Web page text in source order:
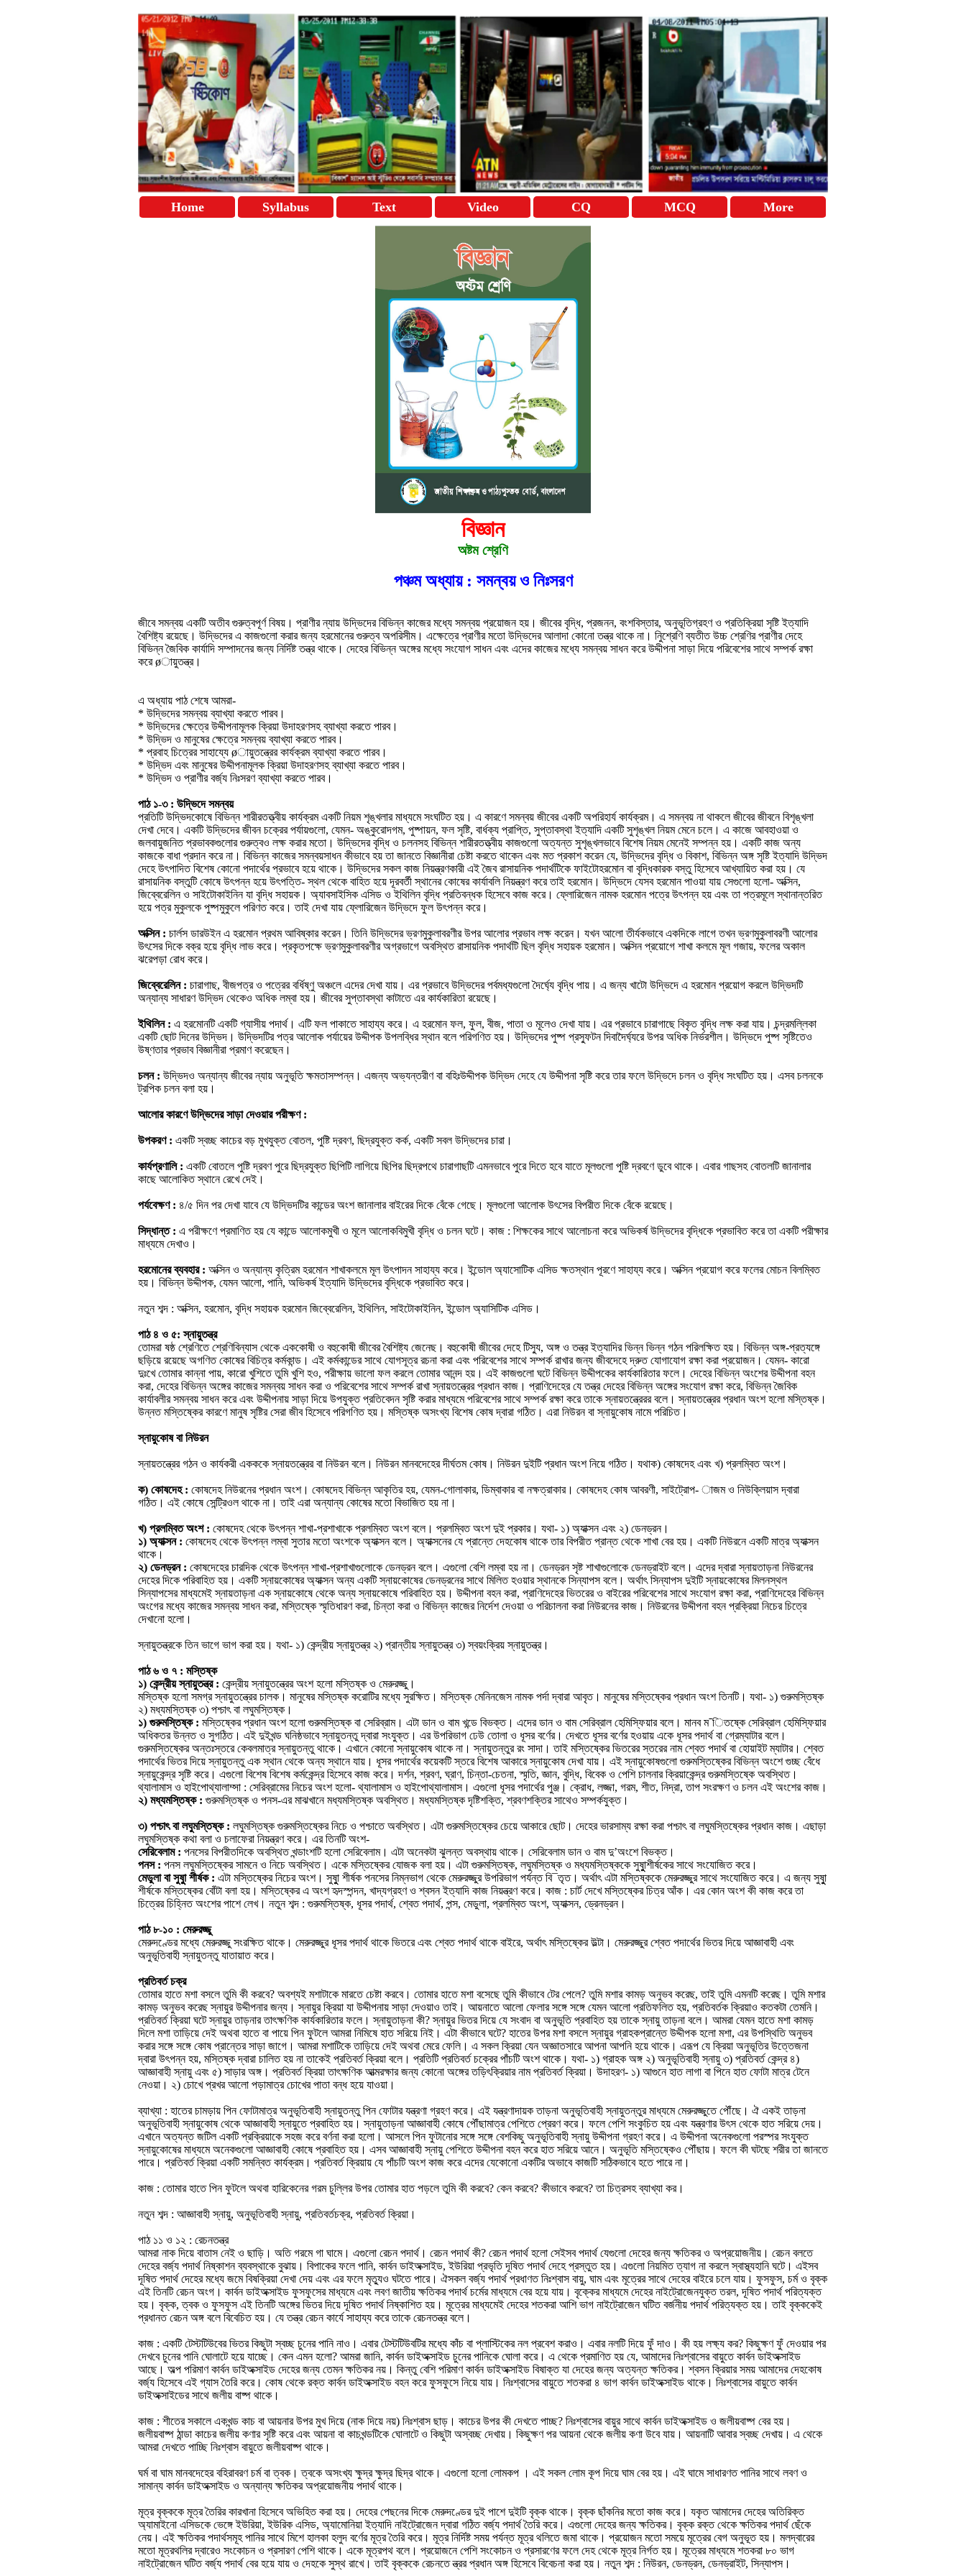
Home Syllabus Text Video CQ MCQ More
বিজ্ঞান
অষ্টম শ্রেণি
পঞ্চম অধ্যায় : সমন্বয় ও নিঃসরণ
জীবে সমন্বয় একটি অতীব গুরুত্বপূর্ণ বিষয়। প্রাণীর ন্যায় উদ্ভিদের বিভিন্ন কাজের মধ্যে সমন্বয় প্রয়োজন হয়। জীবের বৃদ্ধি, প্রজনন, বংশবিস্তার, অনুভূতিগ্রহণ ও প্রতিক্রিয়া সৃষ্টি ইত্যাদি
বৈশিষ্ট্য রয়েছে। উদ্ভিদের এ কাজগুলো করার জন্য হরমোনের গুরুত্ব অপরিসীম। এক্ষেত্রে প্রাণীর মতো উদ্ভিদের আলাদা কোনো তন্ত্র থাকে না। নিুশ্রেণি ব্যতীত উচ্চ শ্রেণির প্রাণীর দেহে
বিভিন্ন জৈবিক কার্যাদি সম্পাদনের জন্য নির্দিষ্ট তন্ত্র থাকে। দেহের বিভিন্ন অঙ্গের মধ্যে সংযোগ সাধন এবং এদের কাজের মধ্যে সমন্বয় সাধন করে উদ্দীপনা সাড়া দিয়ে পরিবেশের সাথে সম্পর্ক রক্ষা
করে øায়ুতন্ত্র।
এ অধ্যায় পাঠ শেষে আমরা-
* উদ্ভিদের সমন্বয় ব্যাখ্যা করতে পারব।
* উদ্ভিদের ক্ষেত্রে উদ্দীপনামূলক ক্রিয়া উদাহরণসহ ব্যাখ্যা করতে পারব।
* উদ্ভিদ ও মানুষের ক্ষেত্রে সমন্বয় ব্যাখ্যা করতে পারব।
* প্রবাহ চিত্রের সাহায্যে øায়ুতন্ত্রের কার্যক্রম ব্যাখ্যা করতে পারব।
* উদ্ভিদ এবং মানুষের উদ্দীপনামূলক ক্রিয়া উদাহরণসহ ব্যাখ্যা করতে পারব।
* উদ্ভিদ ও প্রাণীর বর্জ্য নিঃসরণ ব্যাখ্যা করতে পারব।
পাঠ ১-৩ : উদ্ভিদে সমন্বয়
প্রতিটি উদ্ভিদকোষে বিভিন্ন শারীরতত্ত্বীয় কার্যক্রম একটি নিয়ম শৃঙ্খলার মাধ্যমে সংঘটিত হয়। এ কারণে সমন্বয় জীবের একটি অপরিহার্য কার্যক্রম। এ সমন্বয় না থাকলে জীবের জীবনে বিশৃঙ্খলা
দেখা দেবে। একটি উদ্ভিদের জীবন চক্রের পর্যায়গুলো, যেমন- অঙ্কুরোদগম, পুষ্পায়ন, ফল সৃষ্টি, বার্ধক্য প্রাপ্তি, সুপ্তাবস্থা ইত্যাদি একটি সুশৃঙ্খল নিয়ম মেনে চলে। এ কাজে আবহাওয়া ও
জলবায়ুজনিত প্রভাবকগুলোর গুরুত্বও লক্ষ করার মতো। উদ্ভিদের বৃদ্ধি ও চলনসহ বিভিন্ন শারীরতত্ত্বীয় কাজগুলো অত্যন্ত সুশৃঙ্খলভাবে বিশেষ নিয়ম মেনেই সম্পন্ন হয়। একটি কাজ অন্য
কাজকে বাধা প্রদান করে না। বিভিন্ন কাজের সমন্বয়সাধন কীভাবে হয় তা জানতে বিজ্ঞানীরা চেষ্টা করতে থাকেন এবং মত প্রকাশ করেন যে, উদ্ভিদের বৃদ্ধি ও বিকাশ, বিভিন্ন অঙ্গ সৃষ্টি ইত্যাদি উদ্ভিদ
দেহে উৎপাদিত বিশেষ কোনো পদার্থের প্রভাবে হয়ে থাকে। উদ্ভিদের সকল কাজ নিয়ন্ত্রণকারী এই জৈব রাসায়নিক পদার্থটিকে ফাইটোহরমোন বা বৃদ্ধিকারক বস্তু হিসেবে আখ্যায়িত করা হয়। যে
রাসায়নিক বস্তুটি কোষে উৎপন্ন হয়ে উৎপত্তি- স্থল থেকে বাহিত হয়ে দূরবর্তী স্থানের কোষের কার্যাবলি নিয়ন্ত্রণ করে তাই হরমোন। উদ্ভিদে যেসব হরমোন পাওয়া যায় সেগুলো হলো- অক্সিন,
জিব্বেরেলিন ও সাইটোকাইনিন যা বৃদ্ধি সহায়ক। অ্যাবসাইসিক এসিড ও ইথিলিন বৃদ্ধি প্রতিবন্ধক হিসেবে কাজ করে। ফ্লোরিজেন নামক হরমোন পত্রে উৎপন্ন হয় এবং তা পত্রমূলে স্থানান্তরিত
হয়ে পত্র মুকুলকে পুষ্পমুকুলে পরিণত করে। তাই দেখা যায় ফ্লোরিজেন উদ্ভিদে ফুল উৎপন্ন করে।
অক্সিন : চার্লস ডারউইন এ হরমোন প্রথম আবিষ্কার করেন। তিনি উদ্ভিদের ভ্রণমুকুলাবরণীর উপর আলোর প্রভাব লক্ষ করেন। যখন আলো তীর্যকভাবে একদিকে লাগে তখন ভ্রণমুকুলাবরণী আলোর
উৎসের দিকে বক্র হয়ে বৃদ্ধি লাভ করে। প্রকৃতপক্ষে ভ্রণমুকুলাবরণীর অগ্রভাগে অবস্থিত রাসায়নিক পদার্থটি ছিল বৃদ্ধি সহায়ক হরমোন। অক্সিন প্রয়োগে শাখা কলমে মূল গজায়, ফলের অকাল
ঝরেপড়া রোধ করে।
জিব্বেরেলিন : চারাগাছ, বীজপত্র ও পত্রের বর্ধিষ্ণু অঞ্চলে এদের দেখা যায়। এর প্রভাবে উদ্ভিদের পর্বমধ্যগুলো দৈর্ঘ্যে বৃদ্ধি পায়। এ জন্য খাটো উদ্ভিদে এ হরমোন প্রয়োগ করলে উদ্ভিদটি
অন্যান্য সাধারণ উদ্ভিদ থেকেও অধিক লম্বা হয়। জীবের সুপ্তাবস্থা কাটাতে এর কার্যকারিতা রয়েছে।
ইথিলিন : এ হরমোনটি একটি গ্যাসীয় পদার্থ। এটি ফল পাকাতে সাহায্য করে। এ হরমোন ফল, ফুল, বীজ, পাতা ও মূলেও দেখা যায়। এর প্রভাবে চারাগাছে বিকৃত বৃদ্ধি লক্ষ করা যায়। চন্দ্রমল্লিকা
একটি ছোট দিনের উদ্ভিদ। উদ্ভিদটির পত্র আলোক পর্যায়ের উদ্দীপক উপলব্ধির স্থান বলে পরিগণিত হয়। উদ্ভিদের পুষ্প প্রস্ফুটন দিবাদৈর্ঘ্যরে উপর অধিক নির্ভরশীল। উদ্ভিদে পুষ্প সৃষ্টিতেও
উষ্ণতার প্রভাব বিজ্ঞানীরা প্রমাণ করেছেন।
চলন : উদ্ভিদও অন্যান্য জীবের ন্যায় অনুভূতি ক্ষমতাসম্পন্ন। এজন্য অভ্যন্তরীণ বা বহিঃউদ্দীপক উদ্ভিদ দেহে যে উদ্দীপনা সৃষ্টি করে তার ফলে উদ্ভিদে চলন ও বৃদ্ধি সংঘটিত হয়। এসব চলনকে
ট্রপিক চলন বলা হয়।
আলোর কারণে উদ্ভিদের সাড়া দেওয়ার পরীক্ষণ :
উপকরণ : একটি স্বচ্ছ কাচের বড় মুখযুক্ত বোতল, পুষ্টি দ্রবণ, ছিদ্রযুক্ত কর্ক, একটি সবল উদ্ভিদের চারা।
কার্যপ্রণালি : একটি বোতলে পুষ্টি দ্রবণ পুরে ছিদ্রযুক্ত ছিপিটি লাগিয়ে ছিপির ছিদ্রপথে চারাগাছটি এমনভাবে পুরে দিতে হবে যাতে মূলগুলো পুষ্টি দ্রবণে ডুবে থাকে। এবার গাছসহ বোতলটি জানালার
কাছে আলোকিত স্থানে রেখে দেই।
পর্যবেক্ষণ : ৪/৫ দিন পর দেখা যাবে যে উদ্ভিদটির কান্ডের অংশ জানালার বাইরের দিকে বেঁকে গেছে। মূলগুলো আলোক উৎসের বিপরীত দিকে বেঁকে রয়েছে।
সিদ্ধান্ত : এ পরীক্ষণে প্রমাণিত হয় যে কান্ডে আলোকমুখী ও মূলে আলোকবিমুখী বৃদ্ধি ও চলন ঘটে। কাজ : শিক্ষকের সাথে আলোচনা করে অভিকর্ষ উদ্ভিদের বৃদ্ধিকে প্রভাবিত করে তা একটি পরীক্ষার
মাধ্যমে দেখাও।
হরমোনের ব্যবহার : অক্সিন ও অন্যান্য কৃত্রিম হরমোন শাখাকলমে মূল উৎপাদন সাহায্য করে। ইন্ডোল অ্যাসোটিক এসিড ক্ষতস্থান পূরণে সাহায্য করে। অক্সিন প্রয়োগ করে ফলের মোচন বিলম্বিত
হয়। বিভিন্ন উদ্দীপক, যেমন আলো, পানি, অভিকর্ষ ইত্যাদি উদ্ভিদের বৃদ্ধিকে প্রভাবিত করে।
নতুন শব্দ : অক্সিন, হরমোন, বৃদ্ধি সহায়ক হরমোন জিব্বেরেলিন, ইথিলিন, সাইটোকাইনিন, ইন্ডোল অ্যাসিটিক এসিড।
পাঠ ৪ ও ৫: স্নায়ুতন্ত্র
তোমরা ষষ্ঠ শ্রেণিতে শ্রেণিবিন্যাস থেকে এককোষী ও বহুকোষী জীবের বৈশিষ্ট্য জেনেছ। বহুকোষী জীবের দেহে টিস্যু, অঙ্গ ও তন্ত্র ইত্যাদির ভিন্ন ভিন্ন গঠন পরিলক্ষিত হয়। বিভিন্ন অঙ্গ-প্রত্যঙ্গে
ছড়িয়ে রয়েছে অগণিত কোষের বিচিত্র কর্মকান্ড। এই কর্মকান্ডের সাথে যোগসূত্র রচনা করা এবং পরিবেশের সাথে সম্পর্ক রাখার জন্য জীবদেহে দ্রুত যোগাযোগ রক্ষা করা প্রয়োজন। যেমন- কারো
দুঃখে তোমার কান্না পায়, কারো খুশিতে তুমি খুশি হও, পরীক্ষায় ভালো ফল করলে তোমার আনন্দ হয়। এই কাজগুলো ঘটে বিভিন্ন উদ্দীপকের কার্যকারিতার ফলে। দেহের বিভিন্ন অংশের উদ্দীপনা বহন
করা, দেহের বিভিন্ন অঙ্গের কাজের সমন্বয় সাধন করা ও পরিবেশের সাথে সম্পর্ক রাখা স্নায়তন্ত্রের প্রধান কাজ। প্রাণিদেহের যে তন্ত্র দেহের বিভিন্ন অঙ্গের সংযোগ রক্ষা করে, বিভিন্ন জৈবিক
কার্যাবলীর সমন্বয় সাধন করে এবং উদ্দীপনায় সাড়া দিয়ে উপযুক্ত প্রতিবেদন সৃষ্টি করার মাধ্যমে পরিবেশের সাথে সম্পর্ক রক্ষা করে তাকে স্নায়তন্ত্রেরর বলে। স্নায়তন্ত্রের প্রধান অংশ হলো মস্তিষ্ক।
উন্নত মস্তিষ্কের কারণে মানুষ সৃষ্টির সেরা জীব হিসেবে পরিগণিত হয়। মস্তিষ্ক অসংখ্য বিশেষ কোষ দ্বারা গঠিত। এরা নিউরন বা স্নায়ুকোষ নামে পরিচিত।
স্নায়ুকোষ বা নিউরন
স্নায়তন্ত্রের গঠন ও কার্যকরী একককে স্নায়তন্ত্রের বা নিউরন বলে। নিউরন মানবদেহের দীর্ঘতম কোষ। নিউরন দুইটি প্রধান অংশ নিয়ে গঠিত। যথাক) কোষদেহ এবং খ) প্রলম্বিত অংশ।
ক) কোষদেহ : কোষদেহ নিউরনের প্রধান অংশ। কোষদেহ বিভিন্ন আকৃতির হয়, যেমন-গোলাকার, ডিম্বাকার বা নক্ষত্রাকার। কোষদেহ কোষ আবরণী, সাইট্রোপ- াজম ও নিউক্লিয়াস দ্বারা
গঠিত। এই কোষে সেন্ট্রিওল থাকে না। তাই এরা অন্যান্য কোষের মতো বিভাজিত হয় না।
খ) প্রলম্বিত অংশ : কোষদেহ থেকে উৎপন্ন শাখা-প্রশাখাকে প্রলম্বিত অংশ বলে। প্রলম্বিত অংশ দুই প্রকার। যথা- ১) অ্যাক্সন এবং ২) ডেনড্রন।
১) অ্যাক্সন : কোষদেহ থেকে উৎপন্ন লম্বা সুতার মতো অংশকে অ্যাক্সন বলে। অ্যাক্সনের যে প্রান্তে দেহকোষ থাকে তার বিপরীত প্রান্ত থেকে শাখা বের হয়। একটি নিউরনে একটি মাত্র অ্যাক্সন
থাকে।
২) ডেনড্রন : কোষদেহের চারদিক থেকে উৎপন্ন শাখা-প্রশাখাগুলোকে ডেনড্রন বলে। এগুলো বেশি লম্বা হয় না। ডেনড্রন সৃষ্ট শাখাগুলোকে ডেনড্রাইট বলে। এদের দ্বারা স্নায়তাড়না নিউরনের
দেহের দিকে পরিবাহিত হয়। একটি স্নায়কোষের অ্যাক্সন অন্য একটি স্নায়কোষের ডেনড্রনের সাথে মিলিত হওয়ার স্থানকে সিন্যাপস বলে। অর্থাৎ সিন্যাপস দুইটি স্নায়কোষের মিলনস্থল
সিন্যাপসের মাধ্যমেই স্নায়তাড়না এক স্নায়কোষে থেকে অন্য স্নায়কোষে পরিবাহিত হয়। উদ্দীপনা বহন করা, প্রাণিদেহের ভিতরের ও বাইরের পরিবেশের সাথে সংযোগ রক্ষা করা, প্রাণিদেহের বিভিন্ন
অংগের মধ্যে কাজের সমন্বয় সাধন করা, মস্তিষ্কে স্মৃতিধারণ করা, চিন্তা করা ও বিভিন্ন কাজের নির্দেশ দেওয়া ও পরিচালনা করা নিউরনের কাজ। নিউরনের উদ্দীপনা বহন প্রক্রিয়া নিচের চিত্রে
দেখানো হলো।
স্নায়ুতন্ত্রকে তিন ভাগে ভাগ করা হয়। যথা- ১) কেন্দ্রীয় স্নায়ুতন্ত্র ২) প্রান্তীয় স্নায়ুতন্ত্র ৩) স্বয়ংক্রিয় স্নায়ুতন্ত্র।
পাঠ ৬ ও ৭ : মস্তিষ্ক
১) কেন্দ্রীয় স্নায়ুতন্ত্র : কেন্দ্রীয় স্নায়ুতন্ত্রের অংশ হলো মস্তিষ্ক ও মেরুরজ্জু।
মস্তিষ্ক হলো সমগ্র স্নায়ুতন্ত্রের চালক। মানুষের মস্তিষ্ক করোটির মধ্যে সুরক্ষিত। মস্তিষ্ক মেনিনজেস নামক পর্দা দ্বারা আবৃত। মানুষের মস্তিষ্কের প্রধান অংশ তিনটি। যথা- ১) গুরুমস্তিষ্ক
২) মধ্যমস্তিষ্ক ৩) পশ্চাৎ বা লঘুমস্তিষ্ক।
১) গুরুমস্তিষ্ক : মস্তিষ্কের প্রধান অংশ হলো গুরুমস্তিষ্ক বা সেরিব্রাম। এটা ডান ও বাম খন্ডে বিভক্ত। এদের ডান ও বাম সেরিব্রাল হেমিস্ফিয়ার বলে। মানব ম¯িতষ্কে সেরিব্রাল হেমিস্ফিয়ার
অধিকতর উন্নত ও সুগঠিত। এই দুইখন্ড ঘনিষ্ঠভাবে স্নায়ুতন্তু দ্বারা সংযুক্ত। এর উপরিভাগ ঢেউ তোলা ও ধূসর বর্ণের। দেখতে ধূসর বর্ণের হওয়ায় একে ধূসর পদার্থ বা গ্রেম্যাটার বলে।
গুরুমস্তিষ্কের অন্তঃস্তরে কেবলমাত্র স্নায়ুতন্তু থাকে। এখানে কোনো স্নায়ুকোষ থাকে না। স্নায়ুতন্তুর রং সাদা। তাই মস্তিষ্কের ভিতরের স্তরের নাম শ্বেত পদার্থ বা হোয়াইট ম্যাটার। শ্বেত
পদার্থের ভিতর দিয়ে স্নায়ুতন্তু এক স্থান থেকে অন্য স্থানে যায়। ধূসর পদার্থের কয়েকটি স্তরে বিশেষ আকারে স্নায়ুকোষ দেখা যায়। এই স্নায়ুকোষগুলো গুরুমস্তিষ্কের বিভিন্ন অংশে গুচ্ছ বেঁধে
স্নায়ুকেন্দ্র সৃষ্টি করে। এগুলো বিশেষ বিশেষ কর্মকেন্দ্র হিসেবে কাজ করে। দর্শন, শ্রবণ, ঘ্রাণ, চিন্তা-চেতনা, স্মৃতি, জ্ঞান, বুদ্ধি, বিবেক ও পেশি চালনার ক্রিয়াকেন্দ্র গুরুমস্তিষ্কে অবস্থিত।
থ্যালামাস ও হাইপোথ্যালাম্সা : সেরিব্রামের নিচের অংশ হলো- থ্যালামাস ও হাইপোথ্যালামাস। এগুলো ধূসর পদার্থের পুঞ্জ। ক্রোধ, লজ্জা, গরম, শীত, নিদ্রা, তাপ সংরক্ষণ ও চলন এই অংশের কাজ।
২) মধ্যমস্তিষ্ক : গুরুমস্তিষ্ক ও পনস-এর মাঝখানে মধ্যমস্তিষ্ক অবস্থিত। মধ্যমস্তিষ্ক দৃষ্টিশক্তি, শ্রবণশক্তির সাথেও সম্পর্কযুক্ত।
৩) পশ্চাৎ বা লঘুমস্তিষ্ক : লঘুমস্তিষ্ক গুরুমস্তিষ্কের নিচে ও পশ্চাতে অবস্থিত। এটা গুরুমস্তিষ্কের চেয়ে আকারে ছোট। দেহের ভারসাম্য রক্ষা করা পশ্চাৎ বা লঘুমস্তিষ্কের প্রধান কাজ। এছাড়া
লঘুমস্তিষ্ক কথা বলা ও চলাফেরা নিয়ন্ত্রণ করে। এর তিনটি অংশ-
সেরিবেলাম : পনসের বিপরীতদিকে অবস্থিত খন্ডাংশটি হলো সেরিবেলাম। এটা অনেকটা ঝুলন্ত অবস্থায় থাকে। সেরিবেলাম ডান ও বাম দু’অংশে বিভক্ত।
পনস : পনস লঘুমস্তিষ্কের সামনে ও নিচে অবস্থিত। একে মস্তিষ্কের যোজক বলা হয়। এটা গুরুমস্তিষ্ক, লঘুমস্তিষ্ক ও মধ্যমস্তিষ্ককে সুষুুাশীর্ষকের সাথে সংযোজিত করে।
মেডুলা বা সুষুুা শীর্ষক : এটা মস্তিষ্কের নিচের অংশ। সুষুুা শীর্ষক পনসের নিম্নভাগ থেকে মেরুরজ্জুর উপরিভাগ পর্যন্ত বি¯তৃত। অর্থাৎ এটা মস্তিষ্ককে মেরুরজ্জুর সাথে সংযোজিত করে। এ জন্য সুষুুা
শীর্ষকে মস্তিষ্কের বোঁটা বলা হয়। মস্তিষ্কের এ অংশ হৃদস্পন্দন, খাদ্যগ্রহণ ও শ্বসন ইত্যাদি কাজ নিয়ন্ত্রণ করে। কাজ : চার্ট দেখে মস্তিষ্কের চিত্র আঁক। এর কোন অংশ কী কাজ করে তা
চিত্রের চিহ্নিত অংশের পাশে লেখ। নতুন শব্দ : গুরুমস্তিষ্ক, ধূসর পদার্থ, শ্বেত পদার্থ, পন্স, মেডুলা, প্রলম্বিত অংশ, অ্যাক্সন, ড্রেনড্রন।
পাঠ ৮-১০ : মেরুরজ্জু
মেরুদণ্ডের মধ্যে মেরুরজ্জু সংরক্ষিত থাকে। মেরুরজ্জুর ধূসর পদার্থ থাকে ভিতরে এবং শ্বেত পদার্থ থাকে বাইরে, অর্থাৎ মস্তিষ্কের উল্টা। মেরুরজ্জুর শ্বেত পদার্থের ভিতর দিয়ে আজ্ঞাবাহী এবং
অনুভূতিবাহী স্নায়ুতন্তু যাতায়াত করে।
প্রতিবর্ত চক্র
তোমার হাতে মশা বসলে তুমি কী করবে? অবশ্যই মশাটাকে মারতে চেষ্টা করবে। তোমার হাতে মশা বসেছে তুমি কীভাবে টের পেলে? তুমি মশার কামড় অনুভব করেছ, তাই তুমি এমনটি করেছ। তুমি মশার
কামড় অনুভব করেছ স্নায়ুর উদ্দীপনার জন্য। স্নায়ুর ক্রিয়া যা উদ্দীপনায় সাড়া দেওয়াও তাই। আয়নাতে আলো ফেলার সঙ্গে সঙ্গে যেমন আলো প্রতিফলিত হয়, প্রতিবর্তক ক্রিয়াও কতকটা তেমনি।
প্রতিবর্ত ক্রিয়া ঘটে স্নায়ুর তাড়নার তাৎক্ষণিক কার্যকারিতার ফলে। স্নায়ুতাড়না কী? স্নায়ুর ভিতর দিয়ে যে সংবাদ বা অনুভূতি প্রবাহিত হয় তাকে স্নায়ু তাড়না বলে। আমরা যেমন হাতে মশা কামড়
দিলে মশা তাড়িয়ে দেই অথবা হাতে বা পায়ে পিন ফুটলে আমরা নিমিষে হাত সরিয়ে নিই। এটা কীভাবে ঘটে? হাতের উপর মশা বসলে স্নায়ুর গ্রাহকপ্রান্তে উদ্দীপক হলো মশা, এর উপস্থিতি অনুভব
করার সঙ্গে সঙ্গে কোষ প্রান্তের সাড়া জাগে। আমরা মশাটিকে তাড়িয়ে দেই অথবা মেরে ফেলি। এ সকল ক্রিয়া যেন অজ্ঞাতসারে আপনা আপনি হয়ে থাকে। এরূপ যে ক্রিয়া অনুভূতির উত্তেজনা
দ্বারা উৎপন্ন হয়, মস্তিষ্ক দ্বারা চালিত হয় না তাকেই প্রতিবর্ত ক্রিয়া বলে। প্রতিটি প্রতিবর্ত চক্রের পাঁচটি অংশ থাকে। যথা- ১) গ্রাহক অঙ্গ ২) অনুভূতিবাহী স্নায়ু ৩) প্রতিবর্ত কেন্দ্র ৪)
আজ্ঞাবাহী স্নায়ু এবং ৫) সাড়ার অঙ্গ। প্রতিবর্ত ক্রিয়া তাৎক্ষণিক আত্মরক্ষার জন্য কোনো অঙ্গের তড়িৎক্রিয়ার নাম প্রতিবর্ত ক্রিয়া। উদাহরণ- ১) আগুনে হাত লাগা বা পিনে হাত ফোটা মাত্র টেনে
নেওয়া। ২) চোখে প্রখর আলো পড়ামাত্র চোখের পাতা বন্ধ হয়ে যাওয়া।
ব্যাখ্যা : হাতের চামড়ায় পিন ফোটামাত্র অনুভূতিবাহী স্নায়ুতন্তু পিন ফোটার যন্ত্রণা গ্রহণ করে। এই যন্ত্রণাদায়ক তাড়না অনুভূতিবাহী স্নায়ুতন্তুর মাধ্যমে মেরুরজ্জুতে পৌঁছে। ঐ একই তাড়না
অনুভূতিবাহী স্নায়ুকোষ থেকে আজ্ঞাবাহী স্নায়ুতে প্রবাহিত হয়। স্নায়ুতাড়না আজ্ঞাবাহী কোষে পৌঁছামাত্র পেশিতে প্রেরণ করে। ফলে পেশি সংকুচিত হয় এবং যন্ত্রণার উৎস থেকে হাত সরিয়ে দেয়।
এখানে অত্যন্ত জটিল একটি প্রক্রিয়াকে সহজ করে বর্ণনা করা হলো। আসলে পিন ফুটানোর সঙ্গে সঙ্গে বেশকিছু অনুভূতিবাহী স্নায়ু উদ্দীপনা গ্রহণ করে। এ উদ্দীপনা অনেকগুলো পরস্পর সংযুক্ত
স্নায়ুকোষের মাধ্যমে অনেকগুলো আজ্ঞাবাহী কোষে প্রবাহিত হয়। এসব আজ্ঞাবাহী স্নায়ু পেশিতে উদ্দীপনা বহন করে হাত সরিয়ে আনে। অনুভূতি মস্তিষ্কেও পৌঁছায়। ফলে কী ঘটছে শরীর তা জানতে
পারে। প্রতিবর্ত ক্রিয়া একটি সমন্বিত কার্যক্রম। প্রতিবর্ত ক্রিয়ায় যে পাঁচটি অংশ কাজ করে এদের যেকোনো একটির অভাবে কাজটি সঠিকভাবে হতে পারে না।
কাজ : তোমার হাতে পিন ফুটলে অথবা হারিকেনের গরম চুল্লির উপর তোমার হাত পড়লে তুমি কী করবে? কেন করবে? কীভাবে করবে? তা চিত্রসহ ব্যাখ্যা কর।
নতুন শব্দ : আজ্ঞাবাহী স্নায়ু, অনুভূতিবাহী স্নায়ু, প্রতিবর্তচক্র, প্রতিবর্ত ক্রিয়া।
পাঠ ১১ ও ১২ : রেচনতন্ত্র
আমরা নাক দিয়ে বাতাস নেই ও ছাড়ি। অতি গরমে গা ঘামে। এগুলো রেচন পদার্থ। রেচন পদার্থ কী? রেচন পদার্থ হলো সেইসব পদার্থ যেগুলো দেহের জন্য ক্ষতিকর ও অপ্রয়োজনীয়। রেচন বলতে
দেহের বর্জ্য পদার্থ নিষ্কাশন ব্যবস্থাকে বুঝায়। বিপাকের ফলে পানি, কার্বন ডাইঅক্সাইড, ইউরিয়া প্রভৃতি দূষিত পদার্থ দেহে প্রস্তুত হয়। এগুলো নিয়মিত ত্যাগ না করলে স্বাস্থ্যহানি ঘটে। এইসব
দূষিত পদার্থ দেহের মধ্যে জমে বিষক্রিয়া দেখা দেয় এবং এর ফলে মৃত্যুও ঘটতে পারে। ঐসকল বর্জ্য পদার্থ প্রধাণত নিঃশ্বাস বায়ু, ঘাম এবং মূত্রের সাথে দেহের বাইরে চলে যায়। ফুসফুস, চর্ম ও বৃক্ক
এই তিনটি রেচন অংগ। কার্বন ডাইঅক্সাইড ফুসফুসের মাধ্যমে এবং লবণ জাতীয় ক্ষতিকর পদার্থ চর্মের মাধ্যমে বের হয়ে যায়। বৃক্কের মাধ্যমে দেহের নাইট্রোজেনযুক্ত তরল, দূষিত পদার্থ পরিত্যক্ত
হয়। বৃক্ক, ত্বক ও ফুসফুস এই তিনটি অঙ্গের ভিতর দিয়ে দূষিত পদার্থ নিষ্কাশিত হয়। মূত্রের মাধ্যমেই দেহের শতকরা আশি ভাগ নাইট্রোজেন ঘটিত বর্জনীয় পদার্থ পরিত্যক্ত হয়। তাই বৃক্ককেই
প্রধানত রেচন অঙ্গ বলে বিবেচিত হয়। যে তন্ত্র রেচন কার্যে সাহায্য করে তাকে রেচনতন্ত্র বলে।
কাজ : একটি টেস্টটিউবের ভিতর কিছুটা স্বচ্ছ চুনের পানি নাও। এবার টেস্টটিউবটির মধ্যে কাঁচ বা প্লাস্টিকের নল প্রবেশ করাও। এবার নলটি দিয়ে ফুঁ দাও। কী হয় লক্ষ্য কর? কিছুক্ষণ ফুঁ দেওয়ার পর
দেখবে চুনের পানি ঘোলাটে হয়ে যাচ্ছে। কেন এমন হলো? আমরা জানি, কার্বন ডাইঅক্সাইড চুনের পানিকে ঘোলা করে। এ থেকে প্রমাণিত হয় যে, আমাদের নিঃশ্বাসের বায়ুতে কার্বন ডাইঅক্সাইড
আছে। অল্প পরিমাণ কার্বন ডাইঅক্সাইড দেহের জন্য তেমন ক্ষতিকর নয়। কিন্তু বেশি পরিমাণ কার্বন ডাইঅক্সাইড বিষাক্ত যা দেহের জন্য অত্যন্ত ক্ষতিকর। শ্বসন ক্রিয়ার সময় আমাদের দেহকোষ
বর্জ্য হিসেবে এই গ্যাস তৈরি করে। কোষ থেকে রক্ত কার্বন ডাইঅক্সাইড বহন করে ফুসফুসে নিয়ে যায়। নিঃশ্বাসের বায়ুতে শতকরা ৪ ভাগ কার্বন ডাইঅক্সাইড থাকে। নিঃশ্বাসের বায়ুতে কার্বন
ডাইঅক্সাইডের সাথে জলীয় বাষ্প থাকে।
কাজ : শীতের সকালে একখন্ড কাচ বা আয়নার উপর মুখ দিয়ে (নাক দিয়ে নয়) নিঃশ্বাস ছাড়। কাচের উপর কী দেখতে পাচ্ছ? নিঃশ্বাসের বায়ুর সাথে কার্বন ডাইঅক্সাইড ও জলীয়বাষ্প বের হয়।
জলীয়বাষ্প ঠান্ডা কাচের জলীয় কণার সৃষ্টি করে এবং আয়না বা কাচখন্ডটিকে ঘোলাটে ও কিছুটা অস্বচ্ছ দেখায়। কিছুক্ষণ পর আয়না থেকে জলীয় কণা উবে যায়। আয়নাটি আবার স্বচ্ছ দেখায়। এ থেকে
আমরা দেখতে পাচ্ছি নিঃশ্বাস বায়ুতে জলীয়বাষ্প থাকে।
ঘর্ম বা ঘাম মানবদেহের বহিরাবরণ চর্ম বা ত্বক। ত্বকে অসংখ্য ক্ষুদ্র ক্ষুদ্র ছিদ্র থাকে। এগুলো হলো লোমকপ । এই সকল লোম কূপ দিয়ে ঘাম বের হয়। এই ঘামে সাধারণত পানির সাথে লবণ ও
সামান্য কার্বন ডাইঅক্সাইড ও অন্যান্য ক্ষতিকর অপ্রয়োজনীয় পদার্থ থাকে।
মূত্র বৃক্ককে মূত্র তৈরির কারখানা হিসেবে অভিহিত করা হয়। দেহের পেছনের দিকে মেরুদণ্ডের দুই পাশে দুইটি বৃক্ক থাকে। বৃক্ক ছাঁকনির মতো কাজ করে। যকৃত আমাদের দেহের অতিরিক্ত
অ্যামাইনো এসিডকে ভেঙ্গে ইউরিয়া, ইউরিক এসিড, অ্যামোনিয়া ইত্যাদি নাইট্রোজেন দ্বারা গঠিত বর্জ্য পদার্থ তৈরি করে। এগুলো দেহের জন্য ক্ষতিকর। বৃক্ক রক্ত থেকে ক্ষতিকর পদার্থ ছেঁকে
নেয়। এই ক্ষতিকর পদার্থসমূহ পানির সাথে মিশে হালকা হলুদ বর্ণের মূত্র তৈরি করে। মূত্র নির্দিষ্ট সময় পর্যন্ত মূত্র থলিতে জমা থাকে। প্রয়োজন মতো সময়ে মূত্রের বেগ অনুভূত হয়। মলদ্বারের
মতো মূত্রথলির দ্বারেও সংকোচন ও প্রসারণ পেশি থাকে। একে মূত্রপথ বলে। প্রয়োজনে পেশি সংকোচন ও প্রসারণের ফলে দেহ থেকে মূত্র নির্গত হয়। মূত্রের মাধ্যমে শতকরা ৮০ ভাগ
নাইট্রোজেন ঘটিত বর্জ্য পদার্থ বের হয়ে যায় ও দেহকে সুস্থ রাখে। তাই বৃক্ককে রেচনতে ন্ত্রর প্রধান অঙ্গ হিসেবে বিবেচনা করা হয়। নতুন শব্দ : নিউরন, ডেনড্রন, ডেনড্রাইট, সিন্যাপস।